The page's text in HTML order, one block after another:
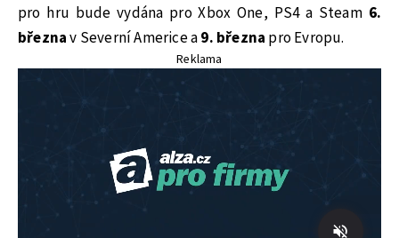
pro hru bude vydána pro Xbox One, PS4 a Steam 6.
březnav Severní Americe a9. března pro Evropu.
Reklama